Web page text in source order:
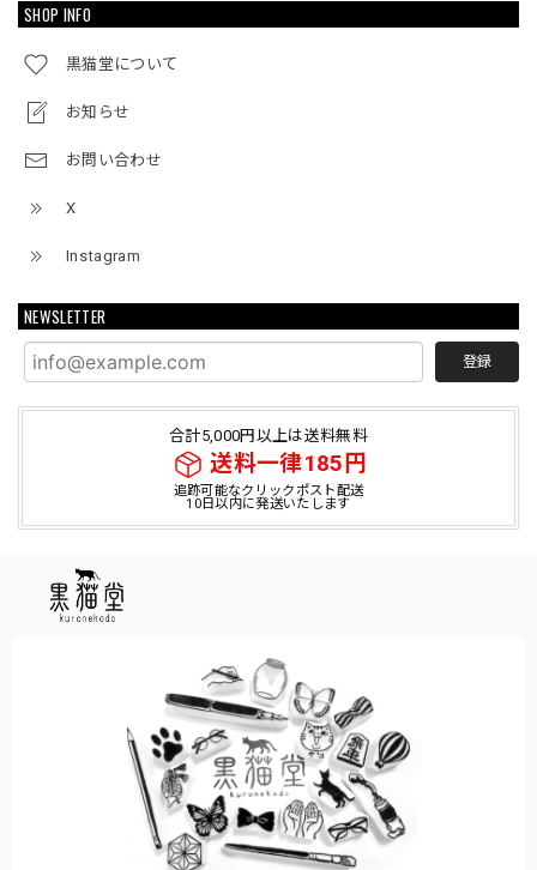
SHOP INFO
黒猫堂について
お知らせ
お問い合わせ
X
Instagram
NEWSLETTER
登録
合計5,000円以上は送料無料
送料一律185円
追跡可能なクリックポスト配送
10日以内に発送いたします